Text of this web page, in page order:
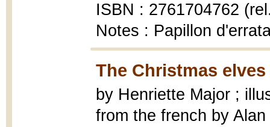
ISBN : 2761704762
Notes : Papillon
The Christmas elves
by Henriette Major ;
from the french by